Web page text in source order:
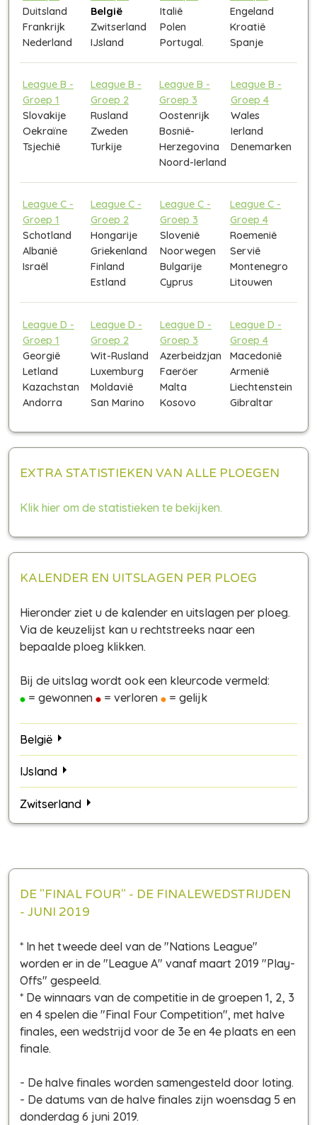
Duitsland
Frankrijk
Nederland
België
Zwitserland
IJsland
Italië
Polen
Portugal.
Engeland
Kroatië
Spanje
League B -
Groep 1
Slovakije
Oekraïne
Tsjechië
League B -
Groep 2
Rusland
Zweden
Turkije
League B -
Groep 3
Oostenrijk
Bosnië-
Herzegovina
Noord-Ierland
League B -
Groep 4
Wales
Ierland
Denemarken
League C -
Groep 1
Schotland
Albanië
Israël
League C -
Groep 2
Hongarije
Griekenland
Finland
Estland
League C -
Groep 3
Slovenië
Noorwegen
Bulgarije
Cyprus
League C -
Groep 4
Roemenië
Servië
Montenegro
Litouwen
League D -
Groep 1
Georgië
Letland
Kazachstan
Andorra
League D -
Groep 2
Wit-Rusland
Luxemburg
Moldavië
San Marino
League D -
Groep 3
Azerbeidzjan
Faeröer
Malta
Kosovo
League D -
Groep 4
Macedonië
Armenië
Liechtenstein
Gibraltar
EXTRA STATISTIEKEN VAN ALLE PLOEGEN
Klik hier om de statistieken te bekijken.
KALENDER EN UITSLAGEN PER PLOEG
Hieronder ziet u de kalender en uitslagen per ploeg.
Via de keuzelijst kan u rechtstreeks naar een
bepaalde ploeg klikken.
Bij de uitslag wordt ook een kleurcode vermeld:
= gewonnen
= verloren = gelijk
België
IJsland
Zwitserland
DE "FINAL FOUR" - DE FINALEWEDSTRIJDEN
- JUNI 2019
* In het tweede deel van de "Nations League"
worden er in de "League A" vanaf maart 2019 "Play-
Offs" gespeeld.
* De winnaars van de competitie in de groepen 1, 2, 3
en 4 spelen die "Final Four Competition", met halve
finales, een wedstrijd voor de 3e en 4e plaats en een
finale.
- De halve finales worden samengesteld door loting.
- De datums van de halve finales zijn woensdag 5 en
donderdag 6 juni 2019.